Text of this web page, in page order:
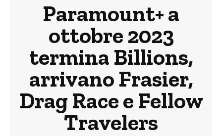
Paramount+ a
ottobre 2023
termina Billions,
arrivano Frasier,
Drag Race e Fellow
Travelers